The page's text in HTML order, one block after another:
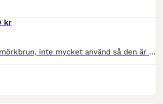
kr
Wintec Cair dressyrgjord mörkbrun, inte mycket använd så den är i fint skick. Stl. 65 cm. Kan skickas om köparen betalar frakten.